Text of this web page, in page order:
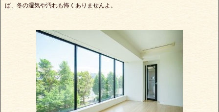
ば、冬の湿気や汚れも怖くありませんよ。